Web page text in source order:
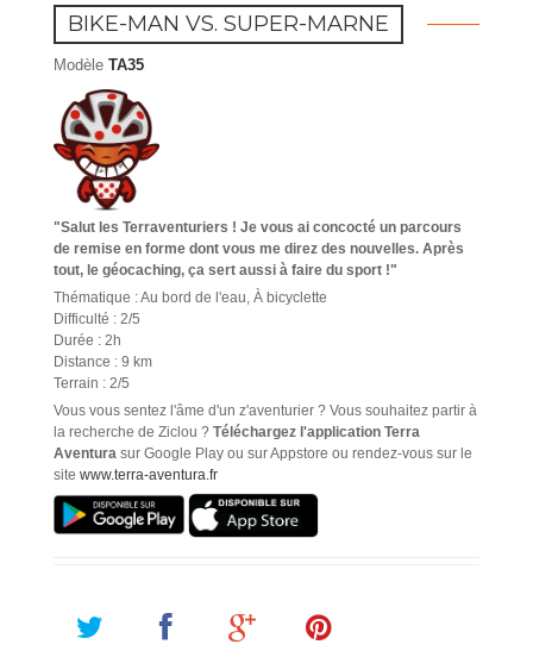
BIKE-MAN VS. SUPER-MARNE
Modèle TA35
"Salut les Terraventuriers ! Je vous ai concocté un parcours
de remise en forme dont vous me direz des nouvelles. Après
tout, le géocaching, ça sert aussi à faire du sport !"
Thématique : Au bord de l'eau, À bicyclette
Difficulté : 2/5
Durée : 2h
Distance : 9 km
Terrain : 2/5
Vous vous sentez l'âme d'un z'aventurier ? Vous souhaitez partir à
la recherche de Ziclou ? Téléchargez l'application Terra
Aventura sur Google Play ou sur Appstore ou rendez-vous sur le
site www.terra-aventura.fr